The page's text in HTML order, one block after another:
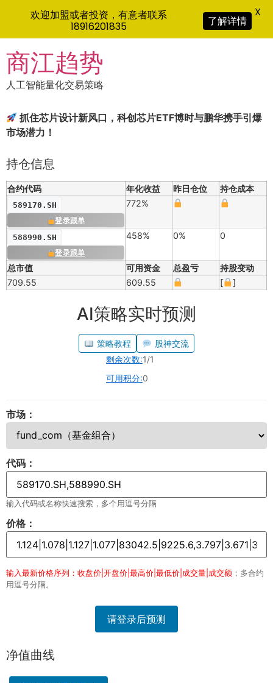
to
content
商江趋势
人工智能量化交易策略
抓住芯片设计新风口，科创芯片ETF博时与鹏华携手引爆
市场潜力！
持仓信息
合约代码 年化收益 昨日仓位 持仓成本
589170.SH
登录跟单
772%
588990.SH
登录跟单
458% 0% 0
总市值 可用资金 总盈亏
持股变动
709.55
609.55 [ ]
AI策略实时预测
策略教程
股神交流
剩余次数:1/1
可用积分:0
市场：
代码：
输入代码或名称快速搜索，多个用逗号分隔
价格：
输入最新价格序列：收盘价|开盘价|最高价|最低价|成交量|成交额 ；多合约
用逗号分隔。
请登录后预测
净值曲线
欢迎加盟或者投资，有意者联系
18916201835
了解详情
X